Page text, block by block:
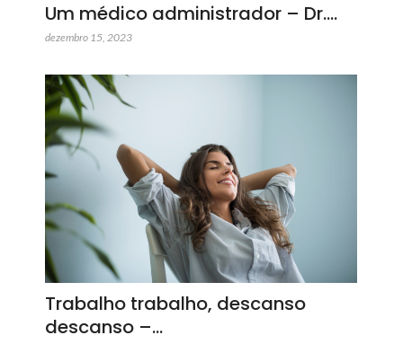
Um médico administrador – Dr.…
dezembro 15, 2023
Trabalho trabalho, descanso
descanso –…